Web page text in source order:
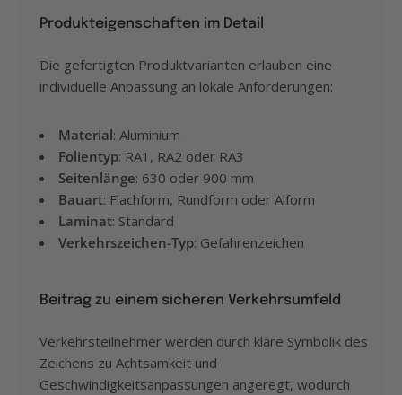
Produkteigenschaften im Detail
Die gefertigten Produktvarianten erlauben eine
individuelle Anpassung an lokale Anforderungen:
Material: Aluminium
Folientyp: RA1, RA2 oder RA3
Seitenlänge: 630 oder 900 mm
Bauart: Flachform, Rundform oder Alform
Laminat: Standard
Verkehrszeichen-Typ: Gefahrenzeichen
Beitrag zu einem sicheren Verkehrsumfeld
Verkehrsteilnehmer werden durch klare Symbolik des
Zeichens zu Achtsamkeit und
Geschwindigkeitsanpassungen angeregt, wodurch